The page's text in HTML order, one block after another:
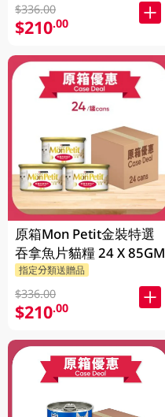
$336.00
$210.00
原箱Mon Petit金裝特選
吞拿魚片貓糧 24 X 85GM
指定分類送贈品
$336.00
$210.00